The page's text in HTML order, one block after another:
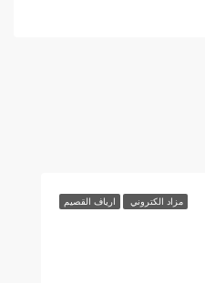
مزاد الكتروني ارياف القصيم